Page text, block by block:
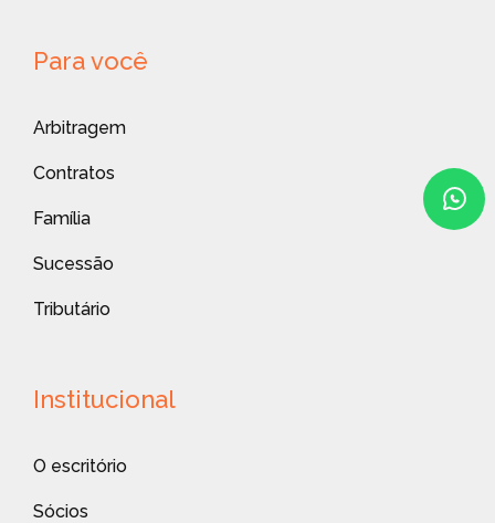
Para você
Arbitragem
Contratos
Família
Sucessão
Tributário
Institucional
O escritório
Sócios